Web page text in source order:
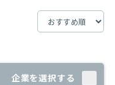
企業を選択する